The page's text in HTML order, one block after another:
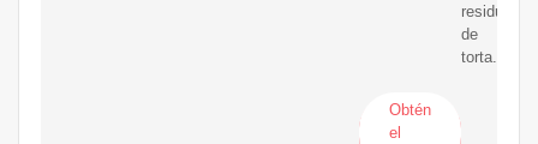
residuos
de
torta.4.
Obtén
el